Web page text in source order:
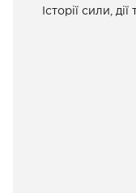
Історії сили,